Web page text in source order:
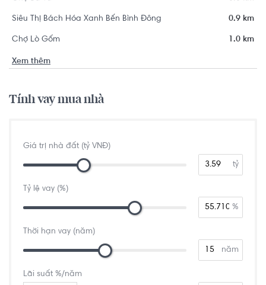
Siêu Thị Bách Hóa Xanh Bến Bình Đông 0.9 km
Chợ Lò Gốm 1.0 km
Xem thêm
Tính vay mua nhà
Giá trị nhà đất (tỷ VNĐ)
tỷ
Tỷ lệ vay (%)
%
Thời hạn vay (năm)
năm
Lãi suất %/năm